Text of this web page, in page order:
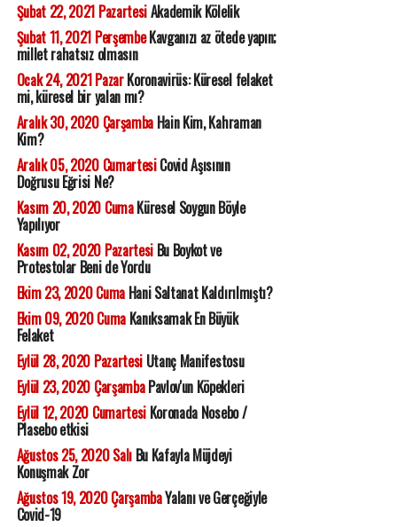
Şubat 22, 2021 PazartesiAkademik Kölelik
Şubat 11, 2021 PerşembeKavganızı az ötede yapın;
millet rahatsız olmasın
Ocak 24, 2021 PazarKoronavirüs: Küresel felaket
mi, küresel bir yalan mı?
Aralık 30, 2020 ÇarşambaHain Kim, Kahraman
Kim?
Aralık 05, 2020 CumartesiCovid Aşısının
Doğrusu Eğrisi Ne?
Kasım 20, 2020 CumaKüresel Soygun Böyle
Yapılıyor
Kasım 02, 2020 PazartesiBu Boykot ve
Protestolar Beni de Yordu
Ekim 23, 2020 CumaHani Saltanat Kaldırılmıştı?
Ekim 09, 2020 CumaKanıksamak En Büyük
Felaket
Eylül 28, 2020 PazartesiUtanç Manifestosu
Eylül 23, 2020 ÇarşambaPavlov'un Köpekleri
Eylül 12, 2020 CumartesiKoronada Nosebo /
Plasebo etkisi
Ağustos 25, 2020 SalıBu Kafayla Müjdeyi
Konuşmak Zor
Ağustos 19, 2020 ÇarşambaYalanı ve Gerçeğiyle
Covid-19